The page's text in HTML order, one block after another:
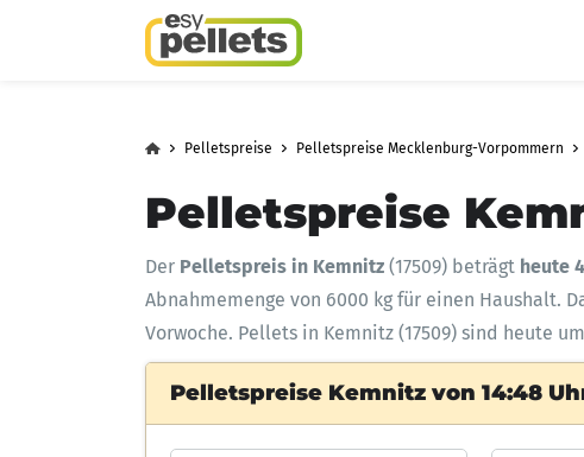
Pelletspreise Pelletspreise Mecklenburg-Vorpommern
Pelletspreise
Der Pelletspreis in Kemnitz (17509) beträgt heute
Abnahmemenge von 6000 kg für einen Haushalt.
Vorwoche. Pellets in Kemnitz (17509) sind heute
Pelletspreise Kemnitz von 14:48